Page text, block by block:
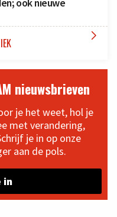

nieuwsbrieven
je het weet, hol je
met verandering,
je in op onze
aan de pols.
in